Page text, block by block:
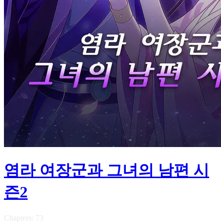
염라 여장군과 그녀의 남편 시
즌2
Chapters: 73